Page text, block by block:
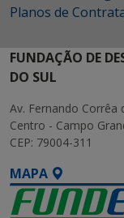
Planos de
FUNDAÇÃO DE
DO SUL
Av. Fernando Corrêa
Centro - Campo
CEP: 79004-311
MAPA